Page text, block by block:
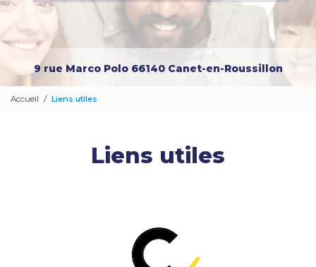
9 rue Marco Polo 66140 Canet-en-Roussillon
Accueil Liens utiles
Liens utiles